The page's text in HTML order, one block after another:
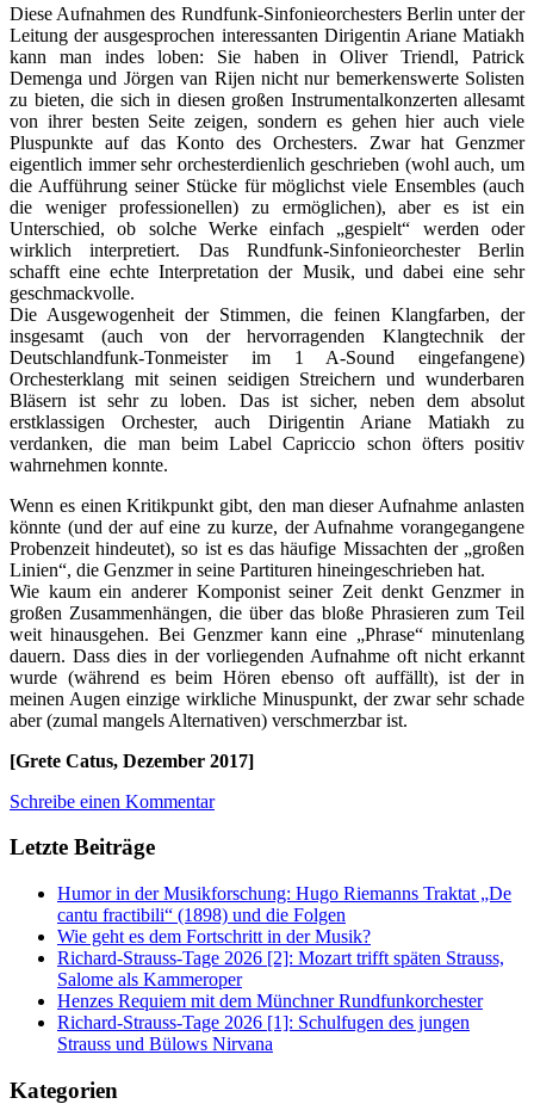
Diese Aufnahmen des Rundfunk-Sinfonieorchesters Berlin unter der
Leitung der ausgesprochen interessanten Dirigentin Ariane Matiakh
kann man indes loben: Sie haben in Oliver Triendl, Patrick
Demenga und Jörgen van Rijen nicht nur bemerkenswerte Solisten
zu bieten, die sich in diesen großen Instrumentalkonzerten allesamt
von ihrer besten Seite zeigen, sondern es gehen hier auch viele
Pluspunkte auf das Konto des Orchesters. Zwar hat Genzmer
eigentlich immer sehr orchesterdienlich geschrieben (wohl auch, um
die Aufführung seiner Stücke für möglichst viele Ensembles (auch
die weniger professionellen) zu ermöglichen), aber es ist ein
Unterschied, ob solche Werke einfach „gespielt“ werden oder
wirklich interpretiert. Das Rundfunk-Sinfonieorchester Berlin
schafft eine echte Interpretation der Musik, und dabei eine sehr
geschmackvolle.
Die Ausgewogenheit der Stimmen, die feinen Klangfarben, der
insgesamt (auch von der hervorragenden Klangtechnik der
Deutschlandfunk-Tonmeister im 1 A-Sound eingefangene)
Orchesterklang mit seinen seidigen Streichern und wunderbaren
Bläsern ist sehr zu loben. Das ist sicher, neben dem absolut
erstklassigen Orchester, auch Dirigentin Ariane Matiakh zu
verdanken, die man beim Label Capriccio schon öfters positiv
wahrnehmen konnte.
Wenn es einen Kritikpunkt gibt, den man dieser Aufnahme anlasten
könnte (und der auf eine zu kurze, der Aufnahme vorangegangene
Probenzeit hindeutet), so ist es das häufige Missachten der „großen
Linien“, die Genzmer in seine Partituren hineingeschrieben hat.
Wie kaum ein anderer Komponist seiner Zeit denkt Genzmer in
großen Zusammenhängen, die über das bloße Phrasieren zum Teil
weit hinausgehen. Bei Genzmer kann eine „Phrase“ minutenlang
dauern. Dass dies in der vorliegenden Aufnahme oft nicht erkannt
wurde (während es beim Hören ebenso oft auffällt), ist der in
meinen Augen einzige wirkliche Minuspunkt, der zwar sehr schade
aber (zumal mangels Alternativen) verschmerzbar ist.
[Grete Catus, Dezember 2017]
Schreibe einen Kommentar
Letzte Beiträge
Humor in der Musikforschung: Hugo Riemanns Traktat „De
cantu fractibili“ (1898) und die Folgen
Wie geht es dem Fortschritt in der Musik?
Richard-Strauss-Tage 2026 [2]: Mozart trifft späten Strauss,
Salome als Kammeroper
Henzes Requiem mit dem Münchner Rundfunkorchester
Richard-Strauss-Tage 2026 [1]: Schulfugen des jungen
Strauss und Bülows Nirvana
Kategorien